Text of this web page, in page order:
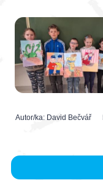
Autor/ka: David Bečvář